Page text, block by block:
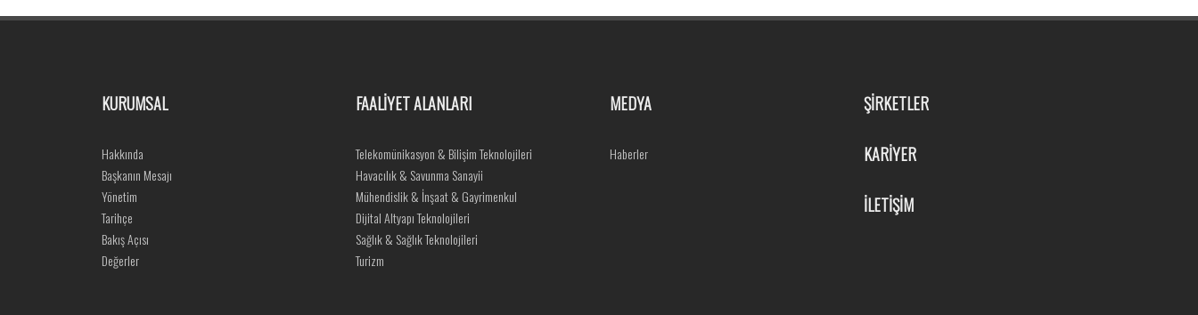
KURUMSAL
Hakkında
Başkanın Mesajı
Yönetim
Tarihçe
Bakış Açısı
Değerler
FAALİYET ALANLARI
Telekomünikasyon & Bilişim Teknolojileri
Havacılık & Savunma Sanayii
Mühendislik & İnşaat & Gayrimenkul
Dijital Altyapı Teknolojileri
Sağlık & Sağlık Teknolojileri
Turizm
MEDYA
Haberler
ŞİRKETLER
KARİYER
İLETİŞİM